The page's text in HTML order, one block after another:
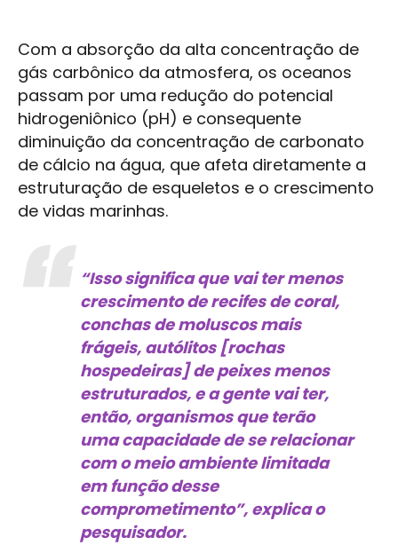
Com a absorção da alta concentração de
gás carbônico da atmosfera, os oceanos
passam por uma redução do potencial
hidrogeniônico (pH) e consequente
diminuição da concentração de carbonato
de cálcio na água, que afeta diretamente a
estruturação de esqueletos e o crescimento
de vidas marinhas.
“Isso significa que vai ter menos
crescimento de recifes de coral,
conchas de moluscos mais
frágeis, autólitos [rochas
hospedeiras] de peixes menos
estruturados, e a gente vai ter,
então, organismos que terão
uma capacidade de se relacionar
com o meio ambiente limitada
em função desse
comprometimento”, explica o
pesquisador.